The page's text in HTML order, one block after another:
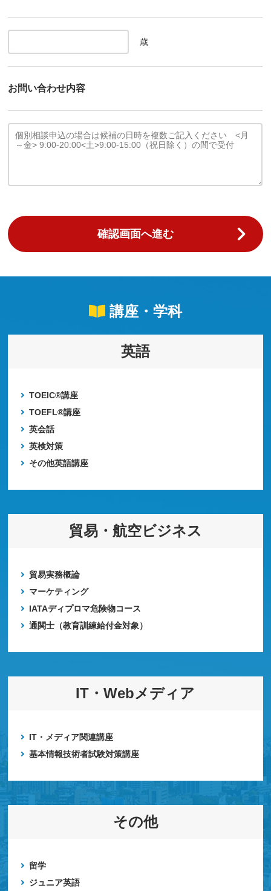
歳
お問い合わせ内容
確認画面へ進む
講座・学科
英語
TOEIC®講座
TOEFL®講座
英会話
英検対策
その他英語講座
貿易・航空ビジネス
貿易実務概論
マーケティング
IATAディプロマ危険物コース
通関士（教育訓練給付金対象）
IT・Webメディア
IT・メディア関連講座
基本情報技術者試験対策講座
その他
留学
ジュニア英語